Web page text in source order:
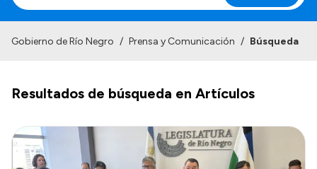
Autoridades
Referentes de prensa
Archivo de noticias
Gobierno de Río Negro / Prensa y Comunicación / Búsqueda
Resultados de búsqueda en Artículos